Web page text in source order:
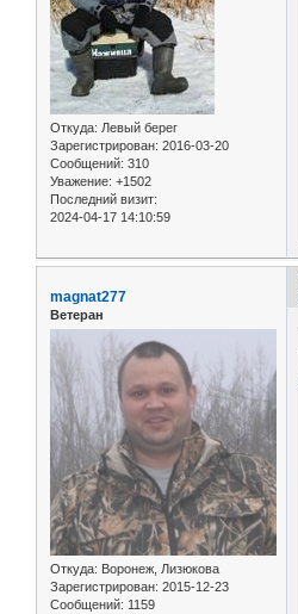
Откуда: Левый берег
Зарегистрирован: 2016-03-20
Сообщений: 310
Уважение: +1502
Последний визит:
2024-04-17 14:10:59
magnat277
Ветеран
Откуда: Воронеж, Лизюкова
Зарегистрирован: 2015-12-23
Сообщений: 1159